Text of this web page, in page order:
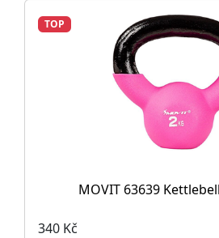
TOP
MOVIT 63639
340 Kč